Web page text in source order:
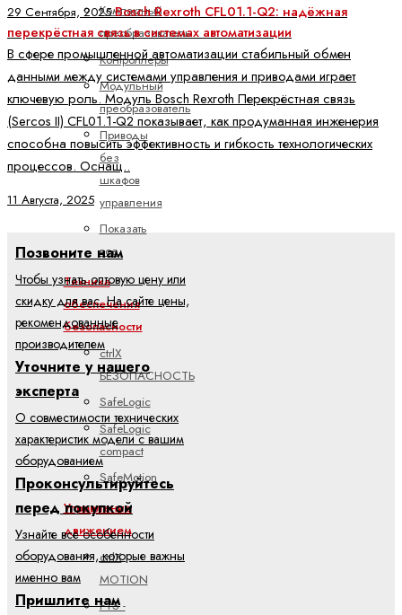
Компактный
преобразователь
Контроллеры
Модульный
преобразователь
Приводы
без
шкафов
управления
Показать
все
Техника
обеспечения
безопасности
ctrlX
БЕЗОПАСНОСТЬ
SafeLogic
SafeLogic
compact
SafeMotion
Управление
движением
ctrlX
MOTION
FTS -
29 Сентября, 2025Bosch Rexroth CFL01.1-Q2: надёжная
перекрёстная связь в системах автоматизации
В сфере промышленной автоматизации стабильный обмен
данными между системами управления и приводами играет
ключевую роль. Модуль Bosch Rexroth Перекрёстная связь
(Sercos II) CFL01.1-Q2 показывает, как продуманная инженерия
способна повысить эффективность и гибкость технологических
процессов. Оснащ..
11 Августа, 2025
Позвоните нам
Чтобы узнать оптовую цену или
скидку для вас. На сайте цены,
рекомендованные
производителем
Уточните у нашего
эксперта
О совместимости технических
характеристик модели с вашим
оборудованием
Проконсультируйтесь
перед покупкой
Узнайте все особенности
оборудования, которые важны
именно вам
Пришлите нам